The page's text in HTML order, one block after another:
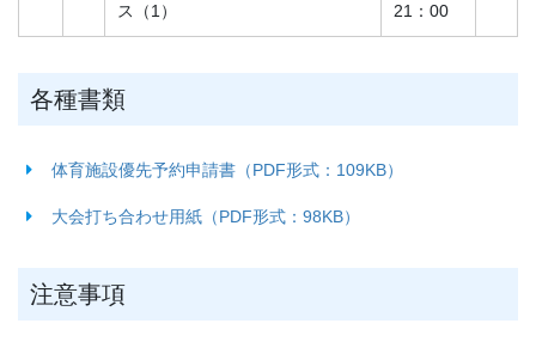
ス（1）
21：00
各種書類
体育施設優先予約申請書（PDF形式：109KB）
大会打ち合わせ用紙（PDF形式：98KB）
注意事項